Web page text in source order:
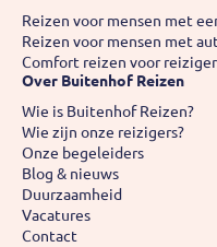
Reizen voor mensen met
Reizen voor mensen met
Comfort reizen voor
Over Buitenhof Reizen
Wie is Buitenhof Reizen?
Wie zijn onze reizigers?
Onze begeleiders
Blog & nieuws
Duurzaamheid
Vacatures
Contact